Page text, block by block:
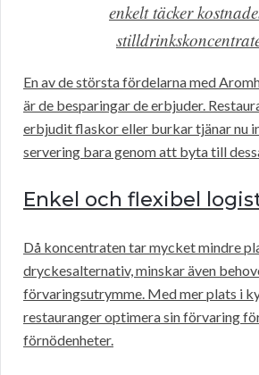
enkelt täcker
En av de största fördelarna med
är de besparingar de erbjuder.
erbjudit flaskor eller burkar tjänar nu
servering bara genom att byta till
Enkel och flexibel
Då koncentraten tar mycket mindre
dryckesalternativ, minskar även
förvaringsutrymme. Med mer plats i
restauranger optimera sin förvaring
förnödenheter.